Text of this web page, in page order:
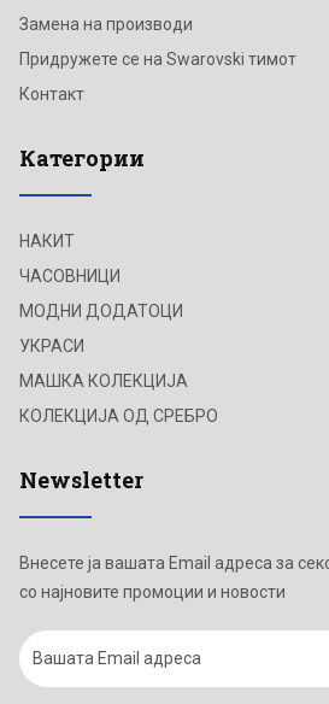
Замена на производи
Придружете се на Swarovski тимот
Контакт
Категории
НАКИТ
ЧАСОВНИЦИ
МОДНИ ДОДАТОЦИ
УКРАСИ
МАШКА КОЛЕКЦИЈА
КОЛЕКЦИЈА ОД СРЕБРО
Newsletter
Внесете ја вашата Email адреса за
со најновите промоции и новости